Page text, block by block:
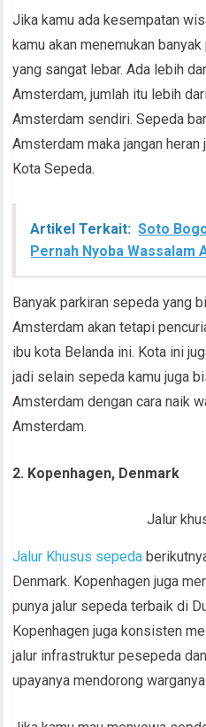
Jika kamu ada kesempatan
kamu akan menemukan
yang sangat lebar. Ada lebih
Amsterdam, jumlah itu lebih
Amsterdam sendiri. Sepeda
Amsterdam maka jangan
Kota Sepeda.
Artikel Terkait: Soto
Pernah Nyoba Wassalam
Banyak parkiran sepeda yang
Amsterdam akan tetapi
ibu kota Belanda ini. Kota ini
jadi selain sepeda kamu juga
Amsterdam dengan cara naik
Amsterdam.
2. Kopenhagen, Denmark
Jalur
Jalur Khusus sepeda
Denmark. Kopenhagen juga
punya jalur sepeda terbaik di
Kopenhagen juga konsisten
jalur infrastruktur pesepeda
upayanya mendorong